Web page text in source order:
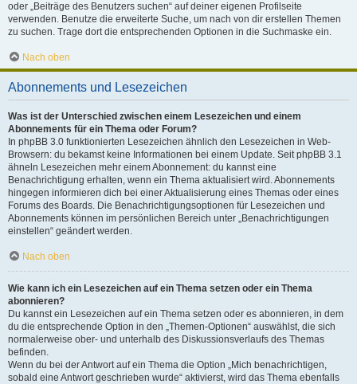
oder „Beiträge des Benutzers suchen“ auf deiner eigenen Profilseite
verwenden. Benutze die erweiterte Suche, um nach von dir erstellen Themen
zu suchen. Trage dort die entsprechenden Optionen in die Suchmaske ein.
Nach oben
Abonnements und Lesezeichen
Was ist der Unterschied zwischen einem Lesezeichen und einem
Abonnements für ein Thema oder Forum?
In phpBB 3.0 funktionierten Lesezeichen ähnlich den Lesezeichen in Web-
Browsern: du bekamst keine Informationen bei einem Update. Seit phpBB 3.1
ähneln Lesezeichen mehr einem Abonnement: du kannst eine
Benachrichtigung erhalten, wenn ein Thema aktualisiert wird. Abonnements
hingegen informieren dich bei einer Aktualisierung eines Themas oder eines
Forums des Boards. Die Benachrichtigungsoptionen für Lesezeichen und
Abonnements können im persönlichen Bereich unter „Benachrichtigungen
einstellen“ geändert werden.
Nach oben
Wie kann ich ein Lesezeichen auf ein Thema setzen oder ein Thema
abonnieren?
Du kannst ein Lesezeichen auf ein Thema setzen oder es abonnieren, in dem
du die entsprechende Option in den „Themen-Optionen“ auswählst, die sich
normalerweise ober- und unterhalb des Diskussionsverlaufs des Themas
befinden.
Wenn du bei der Antwort auf ein Thema die Option „Mich benachrichtigen,
sobald eine Antwort geschrieben wurde“ aktivierst, wird das Thema ebenfalls